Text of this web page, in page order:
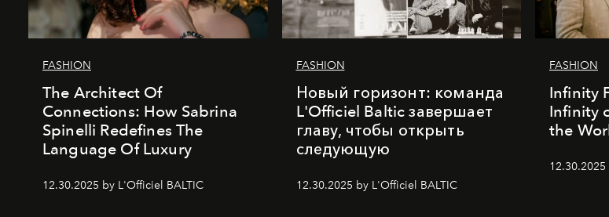
FASHION
The Architect Of
Connections: How Sabrina
Spinelli Redefines The
Language Of Luxury
12.30.2025 by L'Officiel BALTIC
FASHION
Новый горизонт: команда
L'Officiel Baltic завершает
главу, чтобы открыть
следующую
12.30.2025 by L'Officiel BALTIC
FASHION
Infinity
Infinity
the